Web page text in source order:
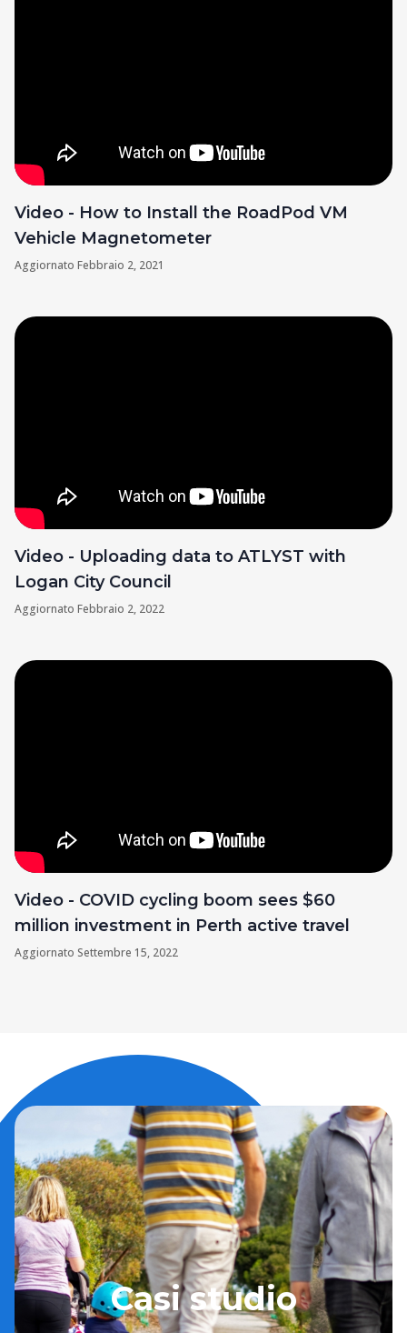
Video - How to Install the RoadPod VM
Vehicle Magnetometer
Aggiornato Febbraio 2, 2021
Video - Uploading data to ATLYST with
Logan City Council
Aggiornato Febbraio 2, 2022
Video - COVID cycling boom sees $60
million investment in Perth active travel
Aggiornato Settembre 15, 2022
Casi studio